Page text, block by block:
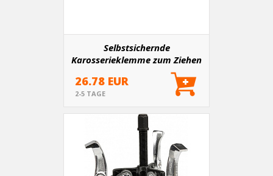
Selbstsichernde
Karosserieklemme zum Ziehen
26.78 EUR
2-5 TAGE